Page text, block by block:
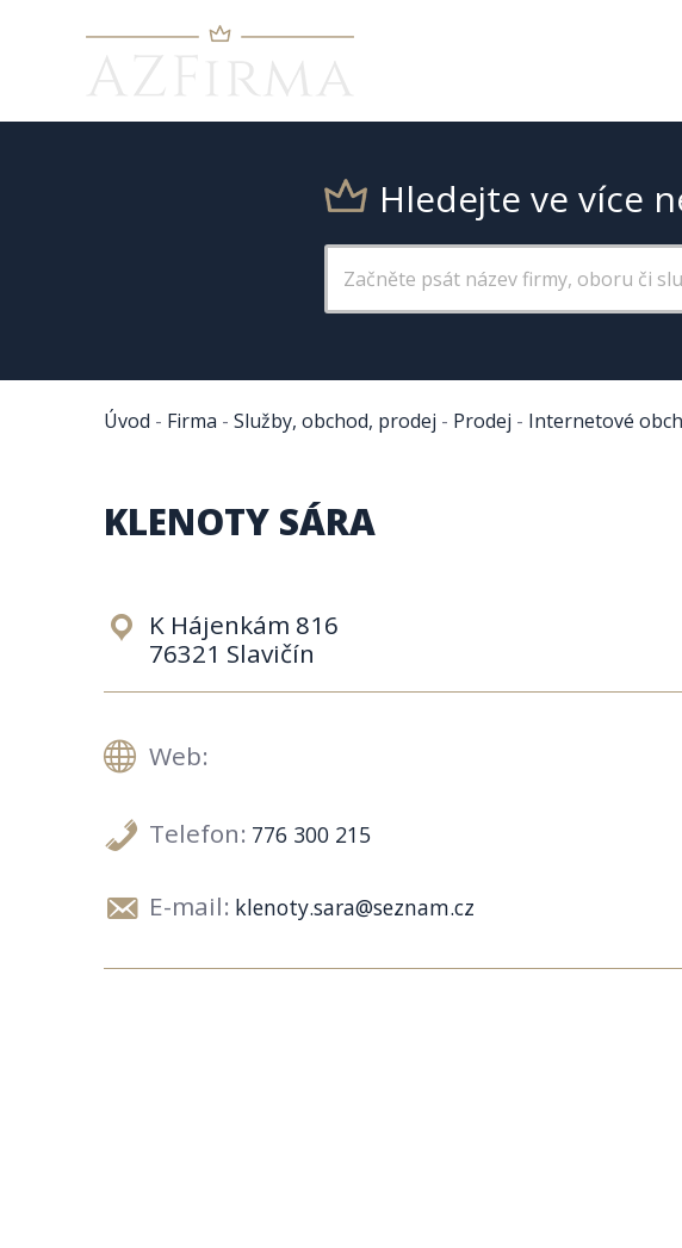
Hledejte ve více
Úvod - Firma - Služby, obchod, prodej - Prodej - Internetové
KLENOTY SÁRA
K Hájenkám 816
76321 Slavičín
Web:
Telefon: 776 300 215
E-mail: klenoty.sara@seznam.cz